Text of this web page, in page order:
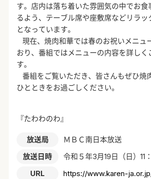
す。店内は落ち着いた雰囲気の中でお食
るよう、テーブル席や座敷席などリラッ
となっています。
現在、焼肉和華では春のお祝いメニュ
おり、番組ではメニューの内容を詳しく
す。
番組をご覧いただき、皆さんもぜひ焼
ひとときをお過ごしください。
『たわわのわ』
放送局
ＭＢＣ南日本放送
放送日時
令和５年3月19日（日）11
URL
https://www.karen-